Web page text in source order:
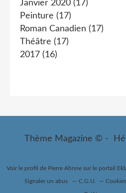
Janvier 2020 (17)
Peinture (17)
Roman Canadien (17)
Théâtre (17)
2017 (16)
Thème Magazine © -
Voir le profil de Pierre Ahnnesur le portail
Signaler un abus C.G.U.